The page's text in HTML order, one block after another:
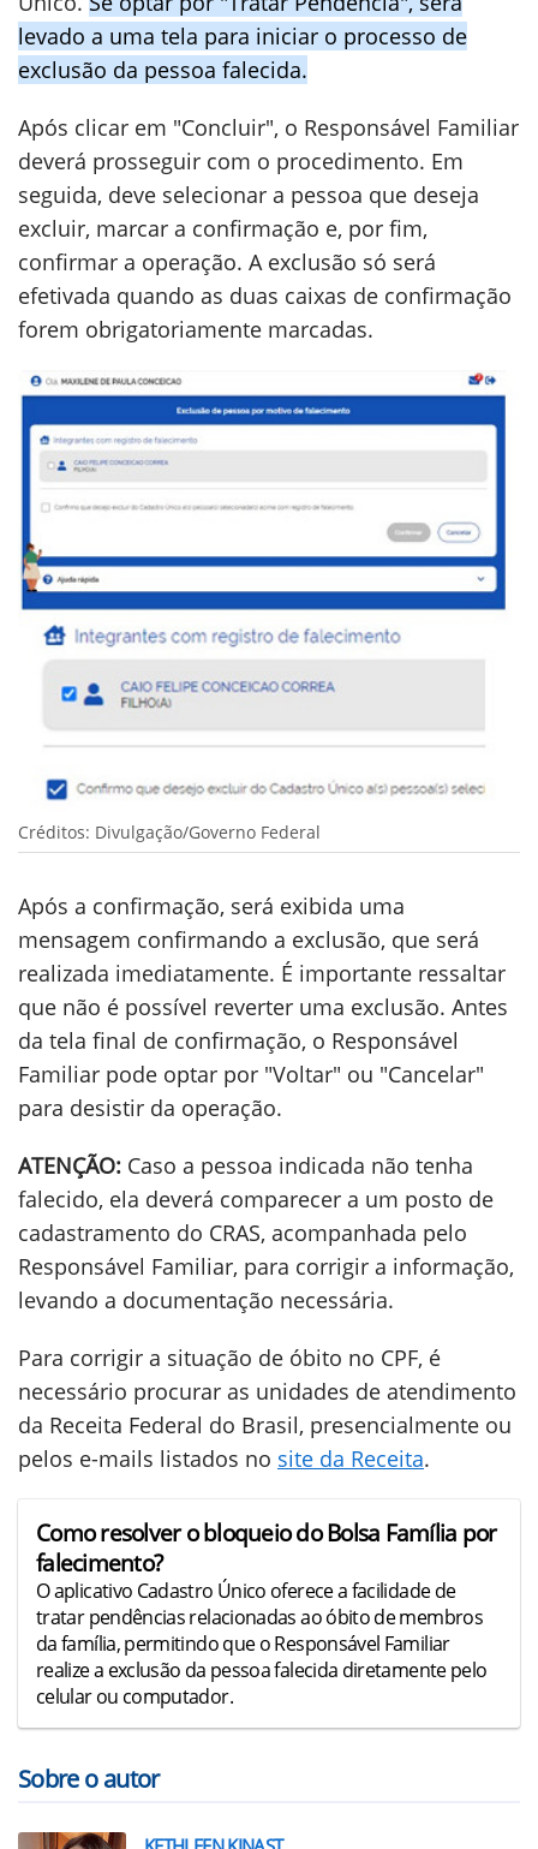
levado a uma tela para iniciar o processo de
exclusão da pessoa falecida.
Após clicar em "Concluir", o Responsável Familiar
deverá prosseguir com o procedimento. Em
seguida, deve selecionar a pessoa que deseja
excluir, marcar a confirmação e, por fim,
confirmar a operação. A exclusão só será
efetivada quando as duas caixas de confirmação
forem obrigatoriamente marcadas.
Créditos: Divulgação/Governo Federal
Após a confirmação, será exibida uma
mensagem confirmando a exclusão, que será
realizada imediatamente. É importante ressaltar
que não é possível reverter uma exclusão. Antes
da tela final de confirmação, o Responsável
Familiar pode optar por "Voltar" ou "Cancelar"
para desistir da operação.
ATENÇÃO: Caso a pessoa indicada não tenha
falecido, ela deverá comparecer a um posto de
cadastramento do CRAS, acompanhada pelo
Responsável Familiar, para corrigir a informação,
levando a documentação necessária.
Para corrigir a situação de óbito no CPF, é
necessário procurar as unidades de atendimento
da Receita Federal do Brasil, presencialmente ou
pelos e-mails listados no site da Receita.
Como resolver o bloqueio do Bolsa Família por
falecimento?
O aplicativo Cadastro Único oferece a facilidade de
tratar pendências relacionadas ao óbito de membros
da família, permitindo que o Responsável Familiar
realize a exclusão da pessoa falecida diretamente pelo
celular ou computador.
Sobre o autor